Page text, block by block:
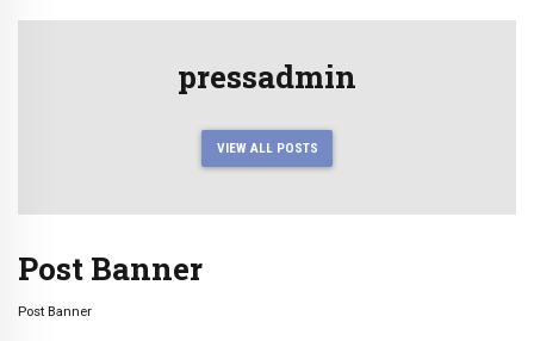
pressadmin
VIEW ALL POSTS
Post Banner
Post Banner